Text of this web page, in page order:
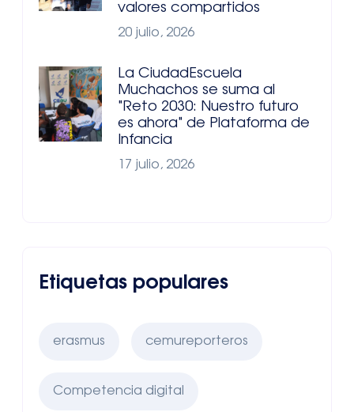
valores compartidos
20 julio, 2026
La CiudadEscuela
Muchachos se suma al
"Reto 2030: Nuestro futuro
es ahora" de Plataforma de
Infancia
17 julio, 2026
Etiquetas populares
erasmus cemureporteros
Competencia digital